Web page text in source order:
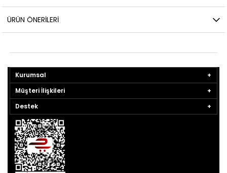
ÜRÜN ÖNERILERI
Kurumsal
Müşteri İlişkileri
Destek